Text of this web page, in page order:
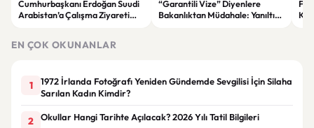
Cumhurbaşkanı Erdoğan Suudi
Arabistan’a Çalışma Ziyareti
“Garantili Vize” Diyenlere
Bakanlıktan Müdahale: Yanıltıcı
EN ÇOK OKUNANLAR
1
1972 İrlanda Fotoğrafı Yeniden Gündemde Sevgilisi İçin Silaha
Sarılan Kadın Kimdir?
2 Okullar Hangi Tarihte Açılacak? 2026 Yılı Tatil Bilgileri